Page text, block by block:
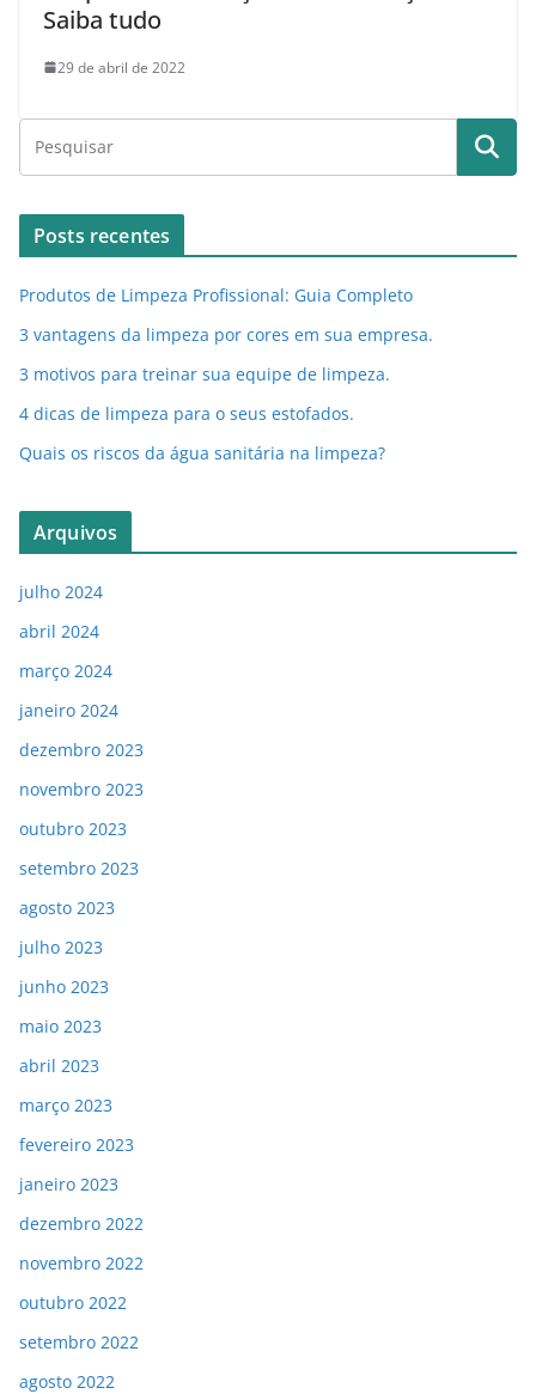
Saiba tudo
29 de abril de 2022
Posts recentes
Produtos de Limpeza Profissional: Guia Completo
3 vantagens da limpeza por cores em sua empresa.
3 motivos para treinar sua equipe de limpeza.
4 dicas de limpeza para o seus estofados.
Quais os riscos da água sanitária na limpeza?
Arquivos
julho 2024
abril 2024
março 2024
janeiro 2024
dezembro 2023
novembro 2023
outubro 2023
setembro 2023
agosto 2023
julho 2023
junho 2023
maio 2023
abril 2023
março 2023
fevereiro 2023
janeiro 2023
dezembro 2022
novembro 2022
outubro 2022
setembro 2022
agosto 2022